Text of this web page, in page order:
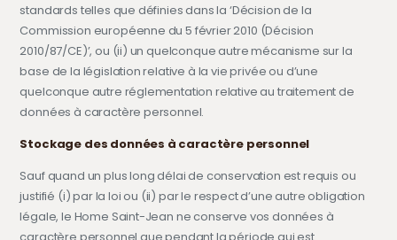
standards telles que définies dans la ‘Décision de la
Commission européenne du 5 février 2010 (Décision
2010/87/CE)’, ou (ii) un quelconque autre mécanisme sur la
base de la législation relative à la vie privée ou d’une
quelconque autre réglementation relative au traitement de
données à caractère personnel.
Stockage des données à caractère personnel
Sauf quand un plus long délai de conservation est requis ou
justifié (i) par la loi ou (ii) par le respect d’une autre obligation
légale, le Home Saint-Jean ne conserve vos données à
caractère personnel que pendant la période qui est